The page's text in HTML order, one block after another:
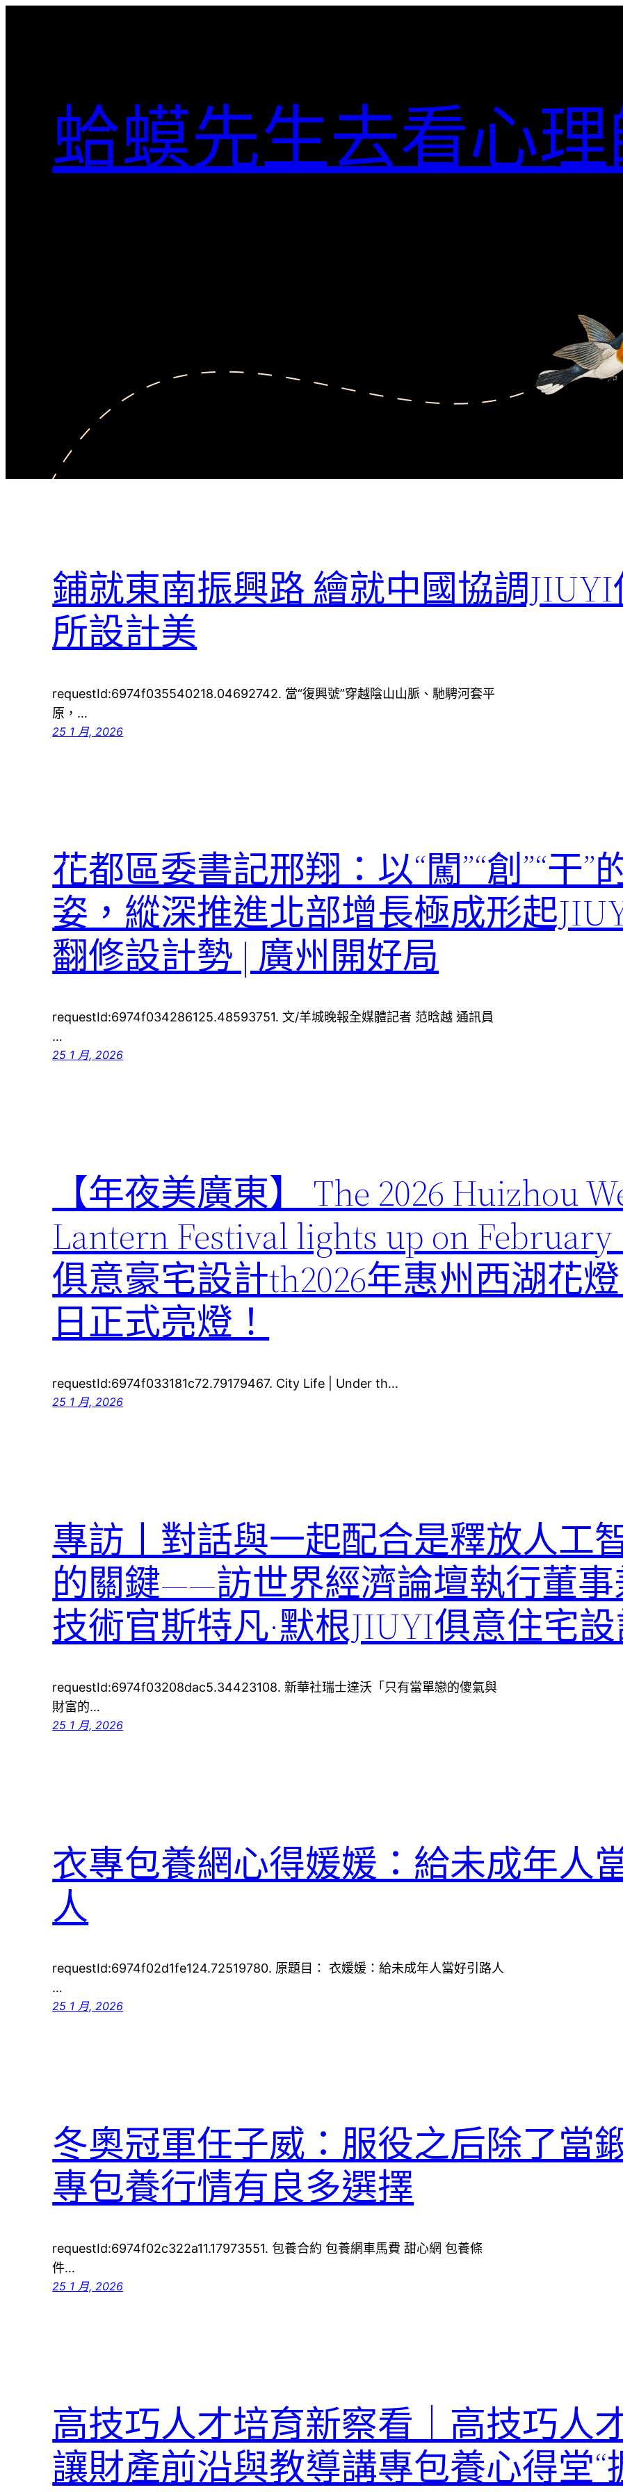
蛤蟆先生去看心
鋪就東南振興路 繪就中國協調
所設計美
requestId:6974f035540218.04692742. 當“復興號”穿越陰山山脈、馳騁河套平
原，…
25 1 月, 2026
花都區委書記邢翔：以“闖”“創”“干”
姿，縱深推進北部增長極成形起
翻修設計勢 | 廣州開好局
requestId:6974f034286125.48593751. 文/羊城晚報全媒體記者 范晗越 通訊員
…
25 1 月, 2026
【年夜美廣東】 The 2026 Huizhou
Lantern Festival lights up on February
俱意豪宅設計th2026年惠州西湖花
日正式亮燈！
requestId:6974f033181c72.79179467. City Life | Under th…
25 1 月, 2026
專訪丨對話與一起配合是釋放人工
的關鍵——訪世界經濟論壇執行董
技術官斯特凡·默根JIUYI俱意住宅
requestId:6974f03208dac5.34423108. 新華社瑞士達沃「只有當單戀的傻氣與
財富的…
25 1 月, 2026
衣專包養網心得媛媛：給未成年人
人
requestId:6974f02d1fe124.72519780. 原題目： 衣媛媛：給未成年人當好引路人
…
25 1 月, 2026
冬奧冠軍任子威：服役之后除了當
專包養行情有良多選擇
requestId:6974f02c322a11.17973551. 包養合約 包養網車馬費 甜心網 包養條
件…
25 1 月, 2026
高技巧人才培育新察看｜高技巧人
讓財產前沿與教導講專包養心得堂“